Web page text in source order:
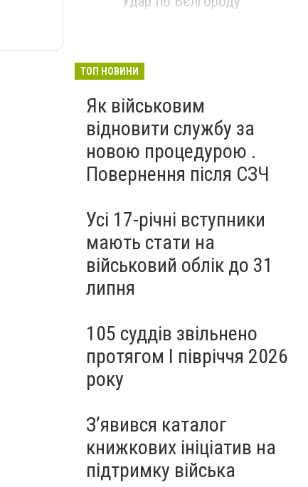
ТОП НОВИНИ
Як військовим
відновити службу за
новою процедурою .
Повернення після СЗЧ
Усі 17-річні вступники
мають стати на
військовий облік до 31
липня
105 суддів звільнено
протягом I півріччя 2026
року
З’явився каталог
книжкових ініціатив на
підтримку війська